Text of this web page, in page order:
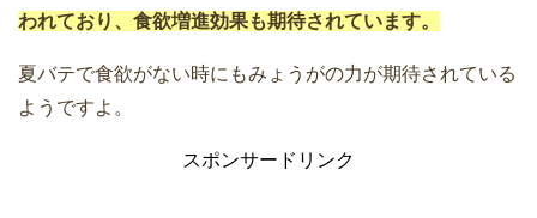
われており、食欲増進効果も期待されています。
夏バテで食欲がない時にもみょうがの力が期待されている
ようですよ。
スポンサードリンク